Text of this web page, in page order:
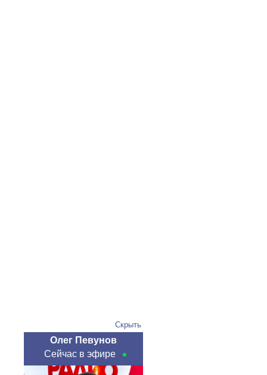
Скрыть
Олег Певунов
Сейчас в эфире